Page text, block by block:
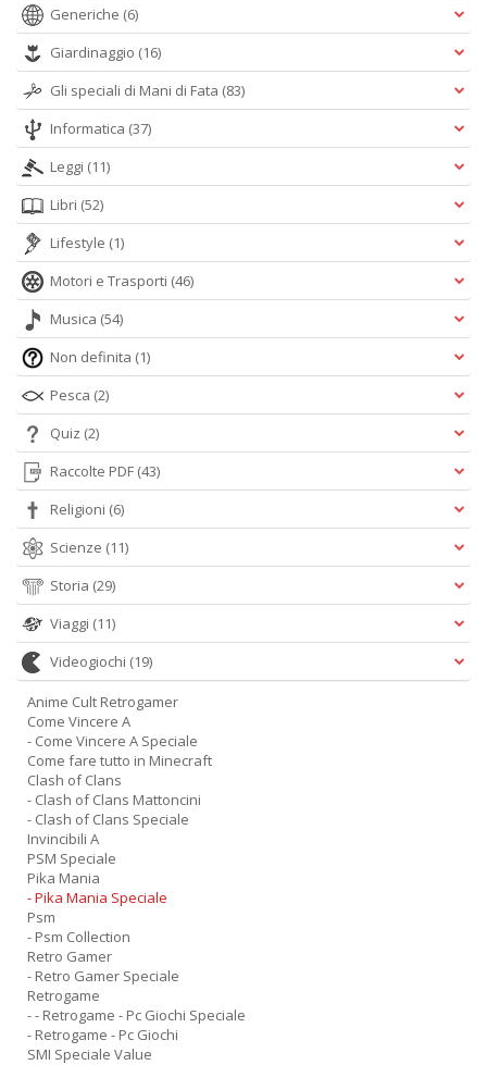
Generiche (6)
Giardinaggio (16)
Gli speciali di Mani di Fata (83)
Informatica (37)
Leggi (11)
Libri (52)
Lifestyle (1)
Motori e Trasporti (46)
Musica (54)
Non definita (1)
Pesca (2)
Quiz (2)
Raccolte PDF (43)
Religioni (6)
Scienze (11)
Storia (29)
Viaggi (11)
Videogiochi (19)
Anime Cult Retrogamer
Come Vincere A
- Come Vincere A Speciale
Come fare tutto in Minecraft
Clash of Clans
- Clash of Clans Mattoncini
- Clash of Clans Speciale
Invincibili A
PSM Speciale
Pika Mania
- Pika Mania Speciale
Psm
- Psm Collection
Retro Gamer
- Retro Gamer Speciale
Retrogame
- - Retrogame - Pc Giochi Speciale
- Retrogame - Pc Giochi
SMI Speciale Value